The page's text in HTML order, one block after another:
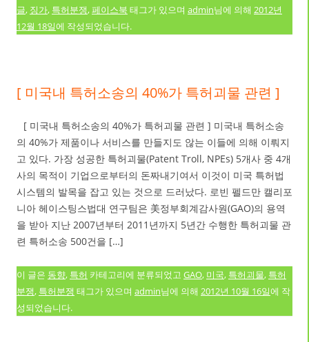
글, 징가, 특허분쟁,페이스북 태그가 있으며 admin님에 의해 2012년
12월 18일에 작성되었습니다.
[ 미국내 특허소송의 40%가 특허괴물 관련 ]
[ 미국내 특허소송의 40%가 특허괴물 관련 ] 미국내 특허소송
의 40%가 제품이나 서비스를 만들지도 않는 이들에 의해 이뤄지
고 있다. 가장 성공한 특허괴물(Patent Troll, NPEs) 5개사 중 4개
사의 목적이 기업으로부터의 돈짜내기여서 이것이 미국 특허법
시스템의 발목을 잡고 있는 것으로 드러났다. 로빈 펠드만 캘리포
니아 헤이스팅스법대 연구팀은 美정부회계감사원(GAO)의 용역
을 받아 지난 2007년부터 2011년까지 5년간 수행한 특허괴물 관
련 특허소송 500건을 […]
이 글은 동향, 특허 카테고리에 분류되었고 GAO, 미국, 특허괴물, 특허
분쟁, 특허분쟁 태그가 있으며 admin님에 의해 2012년 10월 16일에 작
성되었습니다.